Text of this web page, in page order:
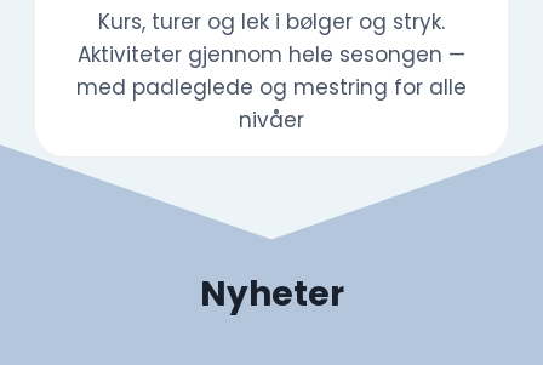
Kurs, turer og lek i bølger og stryk.
Aktiviteter gjennom hele sesongen —
med padleglede og mestring for alle
nivåer
Nyheter